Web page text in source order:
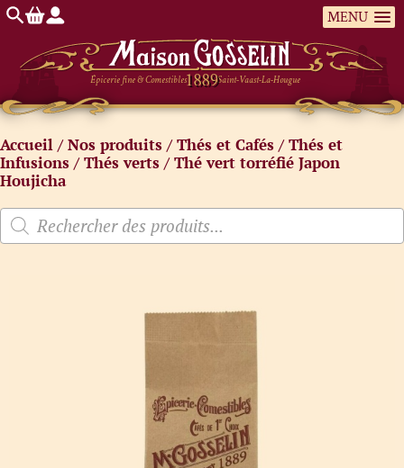
MENU
Épicerie fine & Comestibles Saint-Vaast-La-Hougue
Accueil /Nos produits /Thés et Cafés /Thés et
Infusions /Thés verts / Thé vert torréfié Japon
Houjicha